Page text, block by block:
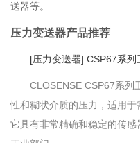
送器等。
压力变送器产品推荐
[压力变送器] CSP67系
CLOSENSE CSP67系列
性和糊状介质的压力，适用于
它具有非常精确和稳定的传